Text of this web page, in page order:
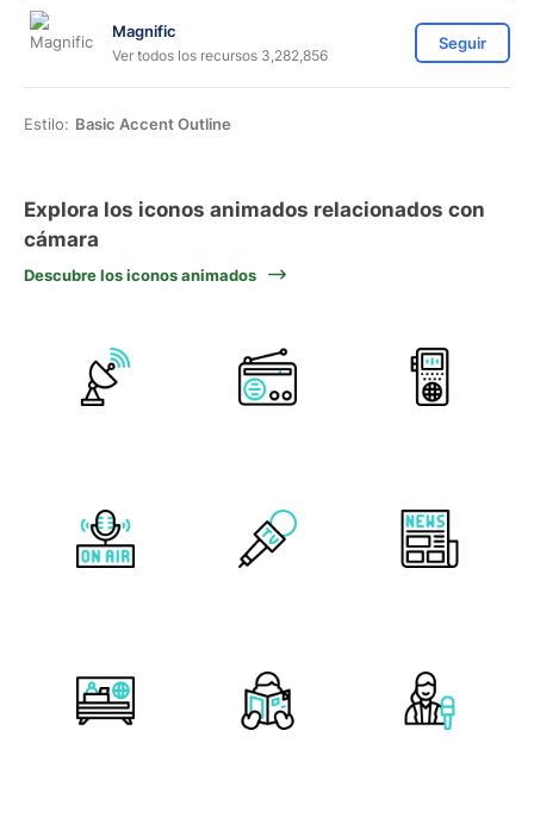
Magnific
Ver todos los recursos 3,282,856
Seguir
Estilo: Basic Accent Outline
Explora los iconos animados relacionados con
cámara
Descubre los iconos animados